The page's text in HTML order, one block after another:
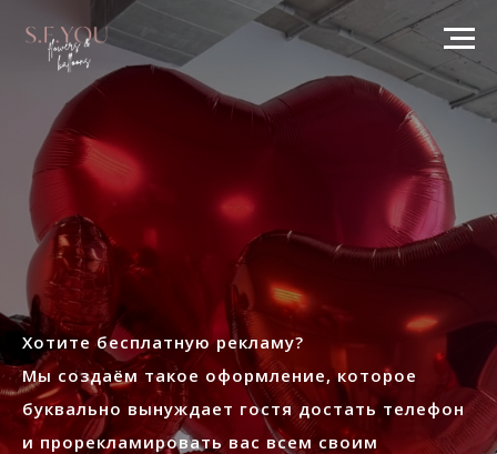
Хотите бесплатную рекламу?
Мы создаём такое оформление, которое
буквально вынуждает гостя достать телефон
и прорекламировать вас всем своим